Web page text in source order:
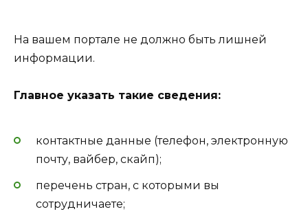
На вашем портале не должно быть лишней
информации.
Главное указать такие сведения:
контактные данные (телефон, электронную
почту, вайбер, скайп);
перечень стран, с которыми вы
сотрудничаете;